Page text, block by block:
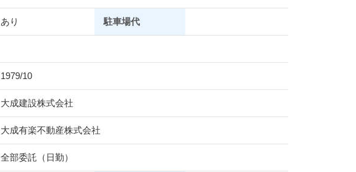
あり 駐車場代
1979/10
大成建設株式会社
大成有楽不動産株式会社
全部委託（日勤）